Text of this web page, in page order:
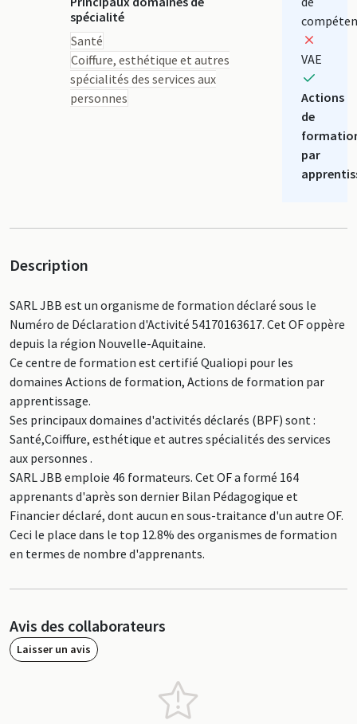
spécialité
Santé
Coiffure, esthétique et autres
spécialités des services aux
personnes
VAE
Actions
de
par
Description
SARL JBB est un organisme de formation déclaré sous le
Numéro de Déclaration d'Activité 54170163617. Cet OF oppère
depuis la région Nouvelle-Aquitaine.
Ce centre de formation est certifié Qualiopi pour les
domaines Actions de formation, Actions de formation par
apprentissage.
Ses principaux domaines d'activités déclarés (BPF) sont :
Santé,Coiffure, esthétique et autres spécialités des services
aux personnes .
SARL JBB emploie 46 formateurs. Cet OF a formé 164
apprenants d'après son dernier Bilan Pédagogique et
Financier déclaré, dont aucun en sous-traitance d'un autre OF.
Ceci le place dans le top 12.8% des organismes de formation
en termes de nombre d'apprenants.
Avis des collaborateurs
Laisser un avis